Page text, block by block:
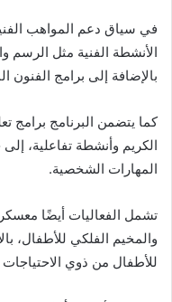
في سياق دعم المواهب
الأنشطة الفنية مثل الرسم
بالإضافة إلى برامج
كما يتضمن البرنامج برامج
الكريم وأنشطة تفاعلية،
المهارات الشخصية.
تشمل الفعاليات أيضًا
والمخيم الفلكي للأطفال،
للأطفال من ذوي